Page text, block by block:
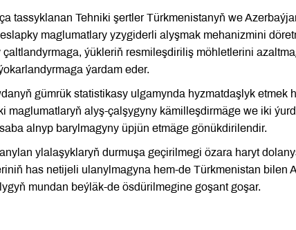
tassyklanan Tehniki şertler Türkmenistanyň we
maglumatlary yzygiderli alyşmak mehanizmini
ýükleriň resmileşdiriliş möhletlerini
ýardam eder.
gümrük statistikasy ulgamynda hyzmatdaşlyk etmek
maglumatlaryň alyş-çalşygyny kämilleşdirmäge we iki
alnyp barylmagyny üpjün etmäge gönükdirilendir.
ylalaşyklaryň durmuşa geçirilmegi özara haryt
has netijeli ulanylmagyna hem-de Türkmenistan bilen
mundan beýläk-de ösdürilmegine goşant goşar.